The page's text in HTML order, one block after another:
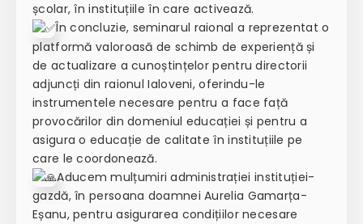
școlar, în instituțiile în care activează.
În concluzie, seminarul raional a reprezentat o
platformă valoroasă de schimb de experiență și
de actualizare a cunoștințelor pentru directorii
adjuncți din raionul Ialoveni, oferindu-le
instrumentele necesare pentru a face față
provocărilor din domeniul educației și pentru a
asigura o educație de calitate în instituțiile pe
care le coordonează.
Aducem mulțumiri administrației instituției-
gazdă, în persoana doamnei Aurelia Gamarța-
Eșanu, pentru asigurarea condițiilor necesare